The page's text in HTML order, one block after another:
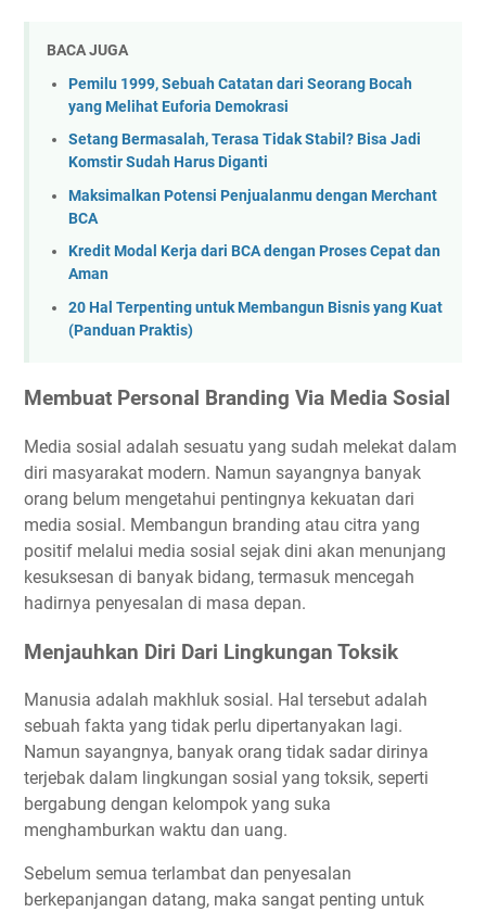
BACA JUGA
Pemilu 1999, Sebuah Catatan dari Seorang Bocah
yang Melihat Euforia Demokrasi
Setang Bermasalah, Terasa Tidak Stabil? Bisa Jadi
Komstir Sudah Harus Diganti
Maksimalkan Potensi Penjualanmu dengan Merchant
BCA
Kredit Modal Kerja dari BCA dengan Proses Cepat dan
Aman
20 Hal Terpenting untuk Membangun Bisnis yang Kuat
(Panduan Praktis)
Membuat Personal Branding Via Media Sosial
Media sosial adalah sesuatu yang sudah melekat dalam
diri masyarakat modern. Namun sayangnya banyak
orang belum mengetahui pentingnya kekuatan dari
media sosial. Membangun branding atau citra yang
positif melalui media sosial sejak dini akan menunjang
kesuksesan di banyak bidang, termasuk mencegah
hadirnya penyesalan di masa depan.
Menjauhkan Diri Dari Lingkungan Toksik
Manusia adalah makhluk sosial. Hal tersebut adalah
sebuah fakta yang tidak perlu dipertanyakan lagi.
Namun sayangnya, banyak orang tidak sadar dirinya
terjebak dalam lingkungan sosial yang toksik, seperti
bergabung dengan kelompok yang suka
menghamburkan waktu dan uang.
Sebelum semua terlambat dan penyesalan
berkepanjangan datang, maka sangat penting untuk